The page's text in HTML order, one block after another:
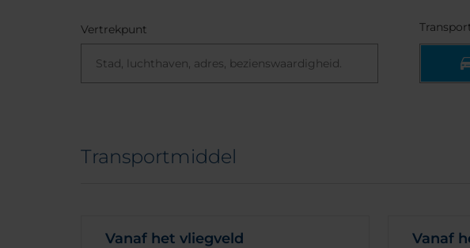
Vertrekpunt
Transportmiddel
Vanaf het vliegveld Vanaf